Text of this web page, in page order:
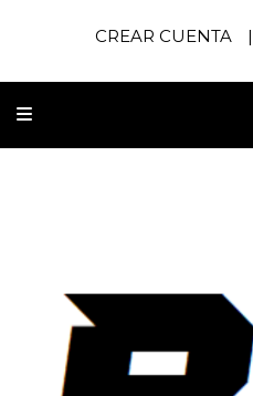
CREAR CUENTA